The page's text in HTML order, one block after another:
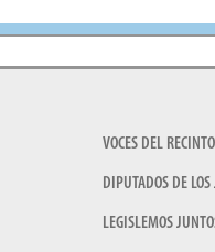
VOCES DEL RECINTO
DIPUTADOS DE LOS
LEGISLEMOS